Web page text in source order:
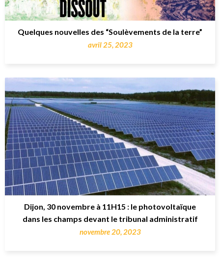
Quelques nouvelles des “Soulèvements de la terre”
avril 25, 2023
Dijon, 30 novembre à 11H15 : le photovoltaïque
dans les champs devant le tribunal administratif
novembre 20, 2023